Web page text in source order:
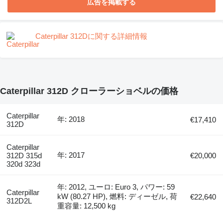
広告を掲載する
Caterpillar 312Dに関する詳細情報
Caterpillar 312D クローラーショベルの価格
Caterpillar
312D
年: 2018 €17,410
Caterpillar
312D 315d
320d 323d
年: 2017 €20,000
Caterpillar
312D2L
年: 2012, ユーロ: Euro 3, パワー: 59
kW (80.27 HP), 燃料: ディーゼル, 荷
重容量: 12,500 kg
€22,640